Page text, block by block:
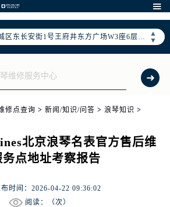

▲
▼
北京市朝阳区建国门外大街甲6号华熙国际中心D座11层1102室售后服务中心（需提前预约）
北京市东城区东长安街1号王府井东方广场W3座6层602室售后服务中心（需提前预约）
营业！
修点查询 > 新闻/知识/问答 > 浪琴知识 >
北京浪琴名表官方售后维
务点地址考察报告
布时间：2026-04-22 09:36:02
阅读：（次）